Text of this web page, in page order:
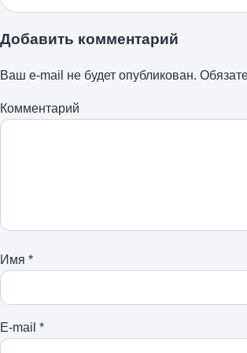
Добавить комментарий
Ваш e-mail не будет опубликован.
Комментарий
Имя *
E-mail *